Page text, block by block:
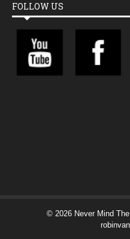
FOLLOW US
© 2026 Never Mind